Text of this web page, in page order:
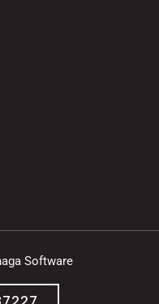
Software